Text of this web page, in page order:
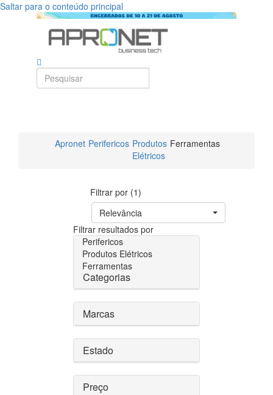
Saltar para o conteúdo principal
Apronet Perifericos Produtos
Elétricos
Ferramentas
Filtrar por (1)
Relevância
Filtrar resultados por
Perifericos
Produtos Elétricos
Ferramentas
Categorias
Marcas
Estado
Preço